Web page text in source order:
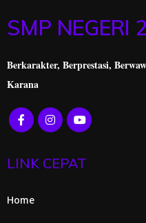
SMP NEGERI
Berkarakter, Berprestasi,
Karana
LINK CEPAT
Home